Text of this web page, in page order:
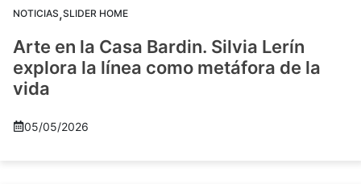
NOTICIAS,SLIDER HOME
Arte en la Casa Bardin. Silvia Lerín
explora la línea como metáfora de la
vida
05/05/2026